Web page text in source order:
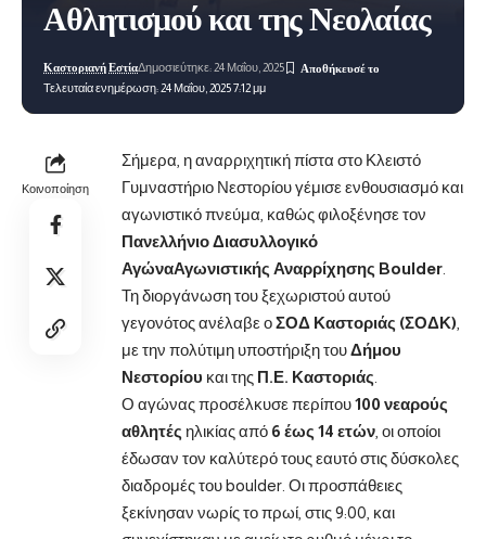
Αθλητισμού και της Νεολαίας
Τελευταία ενημέρωση: 24 Μαΐου, 2025 7:12 μμ
Καστοριανή ΕστίαΔημοσιεύτηκε: 24 Μαΐου, 2025
Κοινοποίηση
Σήμερα, η αναρριχητική πίστα στο Κλειστό
Γυμναστήριο Νεστορίου γέμισε ενθουσιασμό και
αγωνιστικό πνεύμα, καθώς φιλοξένησε τον
Πανελλήνιο Διασυλλογικό
ΑγώναΑγωνιστικής Αναρρίχησης Boulder
Τη διοργάνωση του ξεχωριστού αυτού
γεγονότος ανέλαβε οΣΟΔ Καστοριάς (ΣΟΔΚ)
με την πολύτιμη υποστήριξη τουΔήμου
Νεστορίου και της Π.Ε. Καστοριάς
Ο αγώνας προσέλκυσε περίπου100 νεαρούς
αθλητές ηλικίας από 6 έως 14 ετών , οι οποίοι
έδωσαν τον καλύτερό τους εαυτό στις δύσκολες
διαδρομές του boulder. Οι προσπάθειες
ξεκίνησαν νωρίς το πρωί, στις 9:00, και